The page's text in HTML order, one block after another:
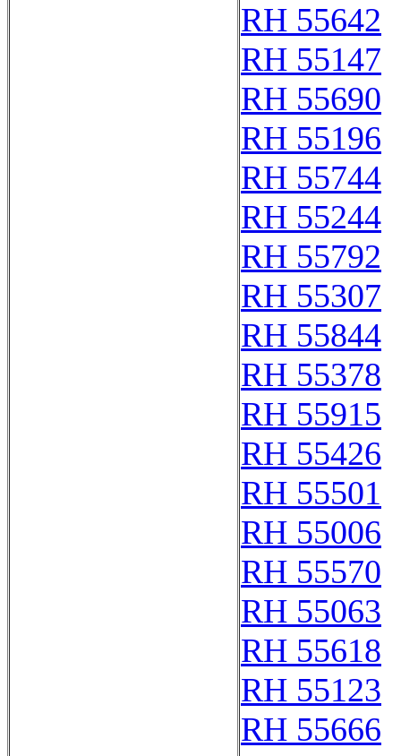
RH 55642
RH 55147
RH 55690
RH 55196
RH 55744
RH 55244
RH 55792
RH 55307
RH 55844
RH 55378
RH 55915
RH 55426
RH 55501
RH 55006
RH 55570
RH 55063
RH 55618
RH 55123
RH 55666